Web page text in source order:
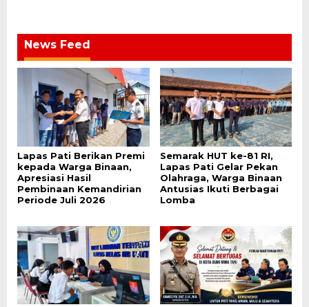
News Feed
Lapas Pati Berikan Premi
kepada Warga Binaan,
Apresiasi Hasil
Pembinaan Kemandirian
Periode Juli 2026
Semarak HUT ke-81 RI,
Lapas Pati Gelar Pekan
Olahraga, Warga Binaan
Antusias Ikuti Berbagai
Lomba